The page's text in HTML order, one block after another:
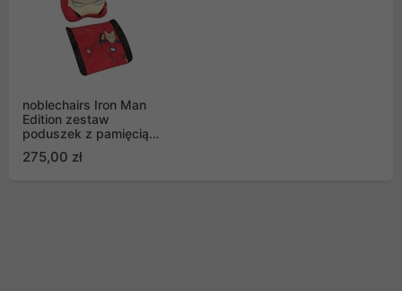
noblechairs Iron Man
Edition zestaw
poduszek z pamięcią
275,00 zł